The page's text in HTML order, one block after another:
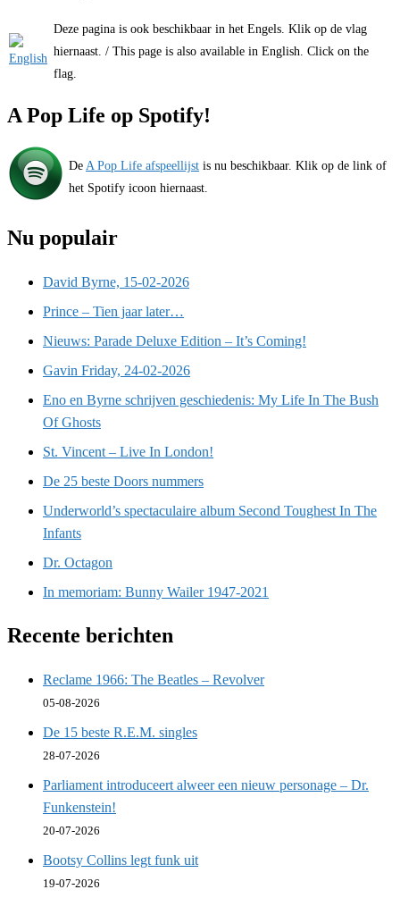
Deze pagina is ook beschikbaar in het Engels. Klik op de vlag
hiernaast. / This page is also available in English. Click on the
flag.
A Pop Life op Spotify!
De A Pop Life afspeellijst is nu beschikbaar. Klik op de link of
het Spotify icoon hiernaast.
Nu populair
David Byrne, 15-02-2026
Prince – Tien jaar later…
Nieuws: Parade Deluxe Edition – It’s Coming!
Gavin Friday, 24-02-2026
Eno en Byrne schrijven geschiedenis: My Life In The Bush
Of Ghosts
St. Vincent – Live In London!
De 25 beste Doors nummers
Underworld’s spectaculaire album Second Toughest In The
Infants
Dr. Octagon
In memoriam: Bunny Wailer 1947-2021
Recente berichten
Reclame 1966: The Beatles – Revolver
05-08-2026
De 15 beste R.E.M. singles
28-07-2026
Parliament introduceert alweer een nieuw personage – Dr.
Funkenstein!
20-07-2026
Bootsy Collins legt funk uit
19-07-2026